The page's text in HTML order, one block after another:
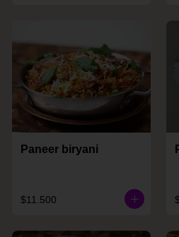
Paneer biryani
$11.500